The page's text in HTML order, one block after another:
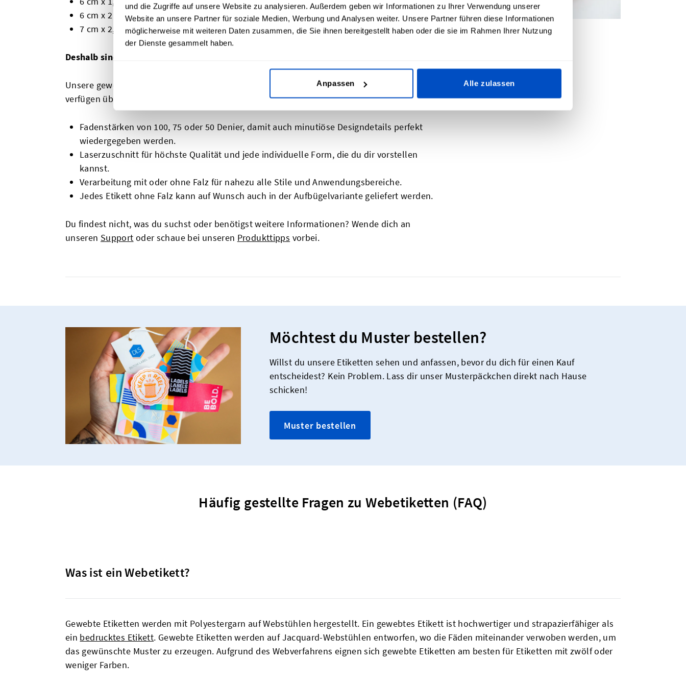
und die Zugriffe auf unsere Website zu analysieren. Außerdem geben wir Informationen zu Ihrer Verwendung unserer
Website an unsere Partner für soziale Medien, Werbung und Analysen weiter. Unsere Partner führen diese Informationen
möglicherweise mit weiteren Daten zusammen, die Sie ihnen bereitgestellt haben oder die sie im Rahmen Ihrer Nutzung
der Dienste gesammelt haben.
Anpassen Alle zulassen
6 cm x 2 cm
7 cm x 2,3 cm
Deshalb sind unsere gewebten Etiketten einfach genial
Unsere gewebten Damast-Etiketten sind in einer Vielzahl von Optionen erhältlich und
verfügen über diverse Features.
Fadenstärken von 100, 75 oder 50 Denier, damit auch minutiöse Designdetails perfekt
wiedergegeben werden.
Laserzuschnitt für höchste Qualität und jede individuelle Form, die du dir vorstellen
kannst.
Verarbeitung mit oder ohne Falz für nahezu alle Stile und Anwendungsbereiche.
Jedes Etikett ohne Falz kann auf Wunsch auch in der Aufbügelvariante geliefert werden.
Du findest nicht, was du suchst oder benötigst weitere Informationen? Wende dich an
unseren Support oder schaue bei unseren Produkttipps vorbei.
Möchtest du Muster bestellen?
Willst du unsere Etiketten sehen und anfassen, bevor du dich für einen Kauf
entscheidest? Kein Problem. Lass dir unser Musterpäckchen direkt nach Hause
schicken!
Muster bestellen
Häufig gestellte Fragen zu Webetiketten (FAQ)
Was ist ein Webetikett?
Gewebte Etiketten werden mit Polyestergarn auf Webstühlen hergestellt. Ein gewebtes Etikett ist hochwertiger und strapazierfähiger als
ein bedrucktes Etikett. Gewebte Etiketten werden auf Jacquard-Webstühlen entworfen, wo die Fäden miteinander verwoben werden, um
das gewünschte Muster zu erzeugen. Aufgrund des Webverfahrens eignen sich gewebte Etiketten am besten für Etiketten mit zwölf oder
weniger Farben.